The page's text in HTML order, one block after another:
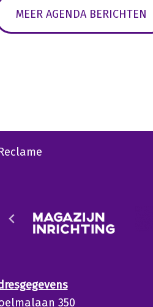
MEER AGENDA BERICHTEN
350